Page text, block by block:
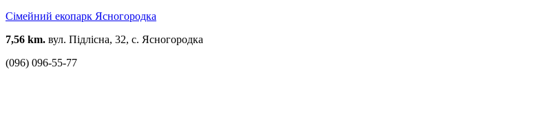
Сімейний екопарк Ясногородка
7,56 km. вул. Підлісна, 32, с. Ясногородка
(096) 096-55-77